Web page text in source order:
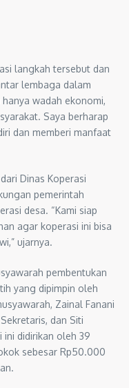
langkah tersebut dan
lembaga dalam
wadah ekonomi,
Saya berharap
dan memberi manfaat
Dinas Koperasi
pemerintah
desa. “Kami siap
agar koperasi ini bisa
ujarnya.
pembentukan
yang dipimpin oleh
Zainal Fanani
dan Siti
ini didirikan oleh 39
sebesar Rp50.000